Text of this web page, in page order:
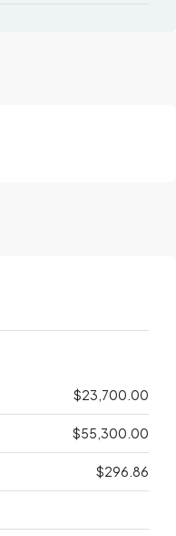
$23,700.00
$55,300.00
$296.86